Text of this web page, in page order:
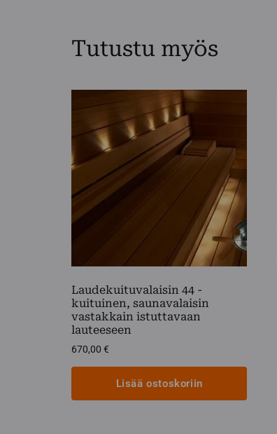
Tutustu myös
Laudekuituvalaisin 44 -
kuituinen, saunavalaisin
vastakkain istuttavaan
lauteeseen
670,00 €
Lisää ostoskoriin